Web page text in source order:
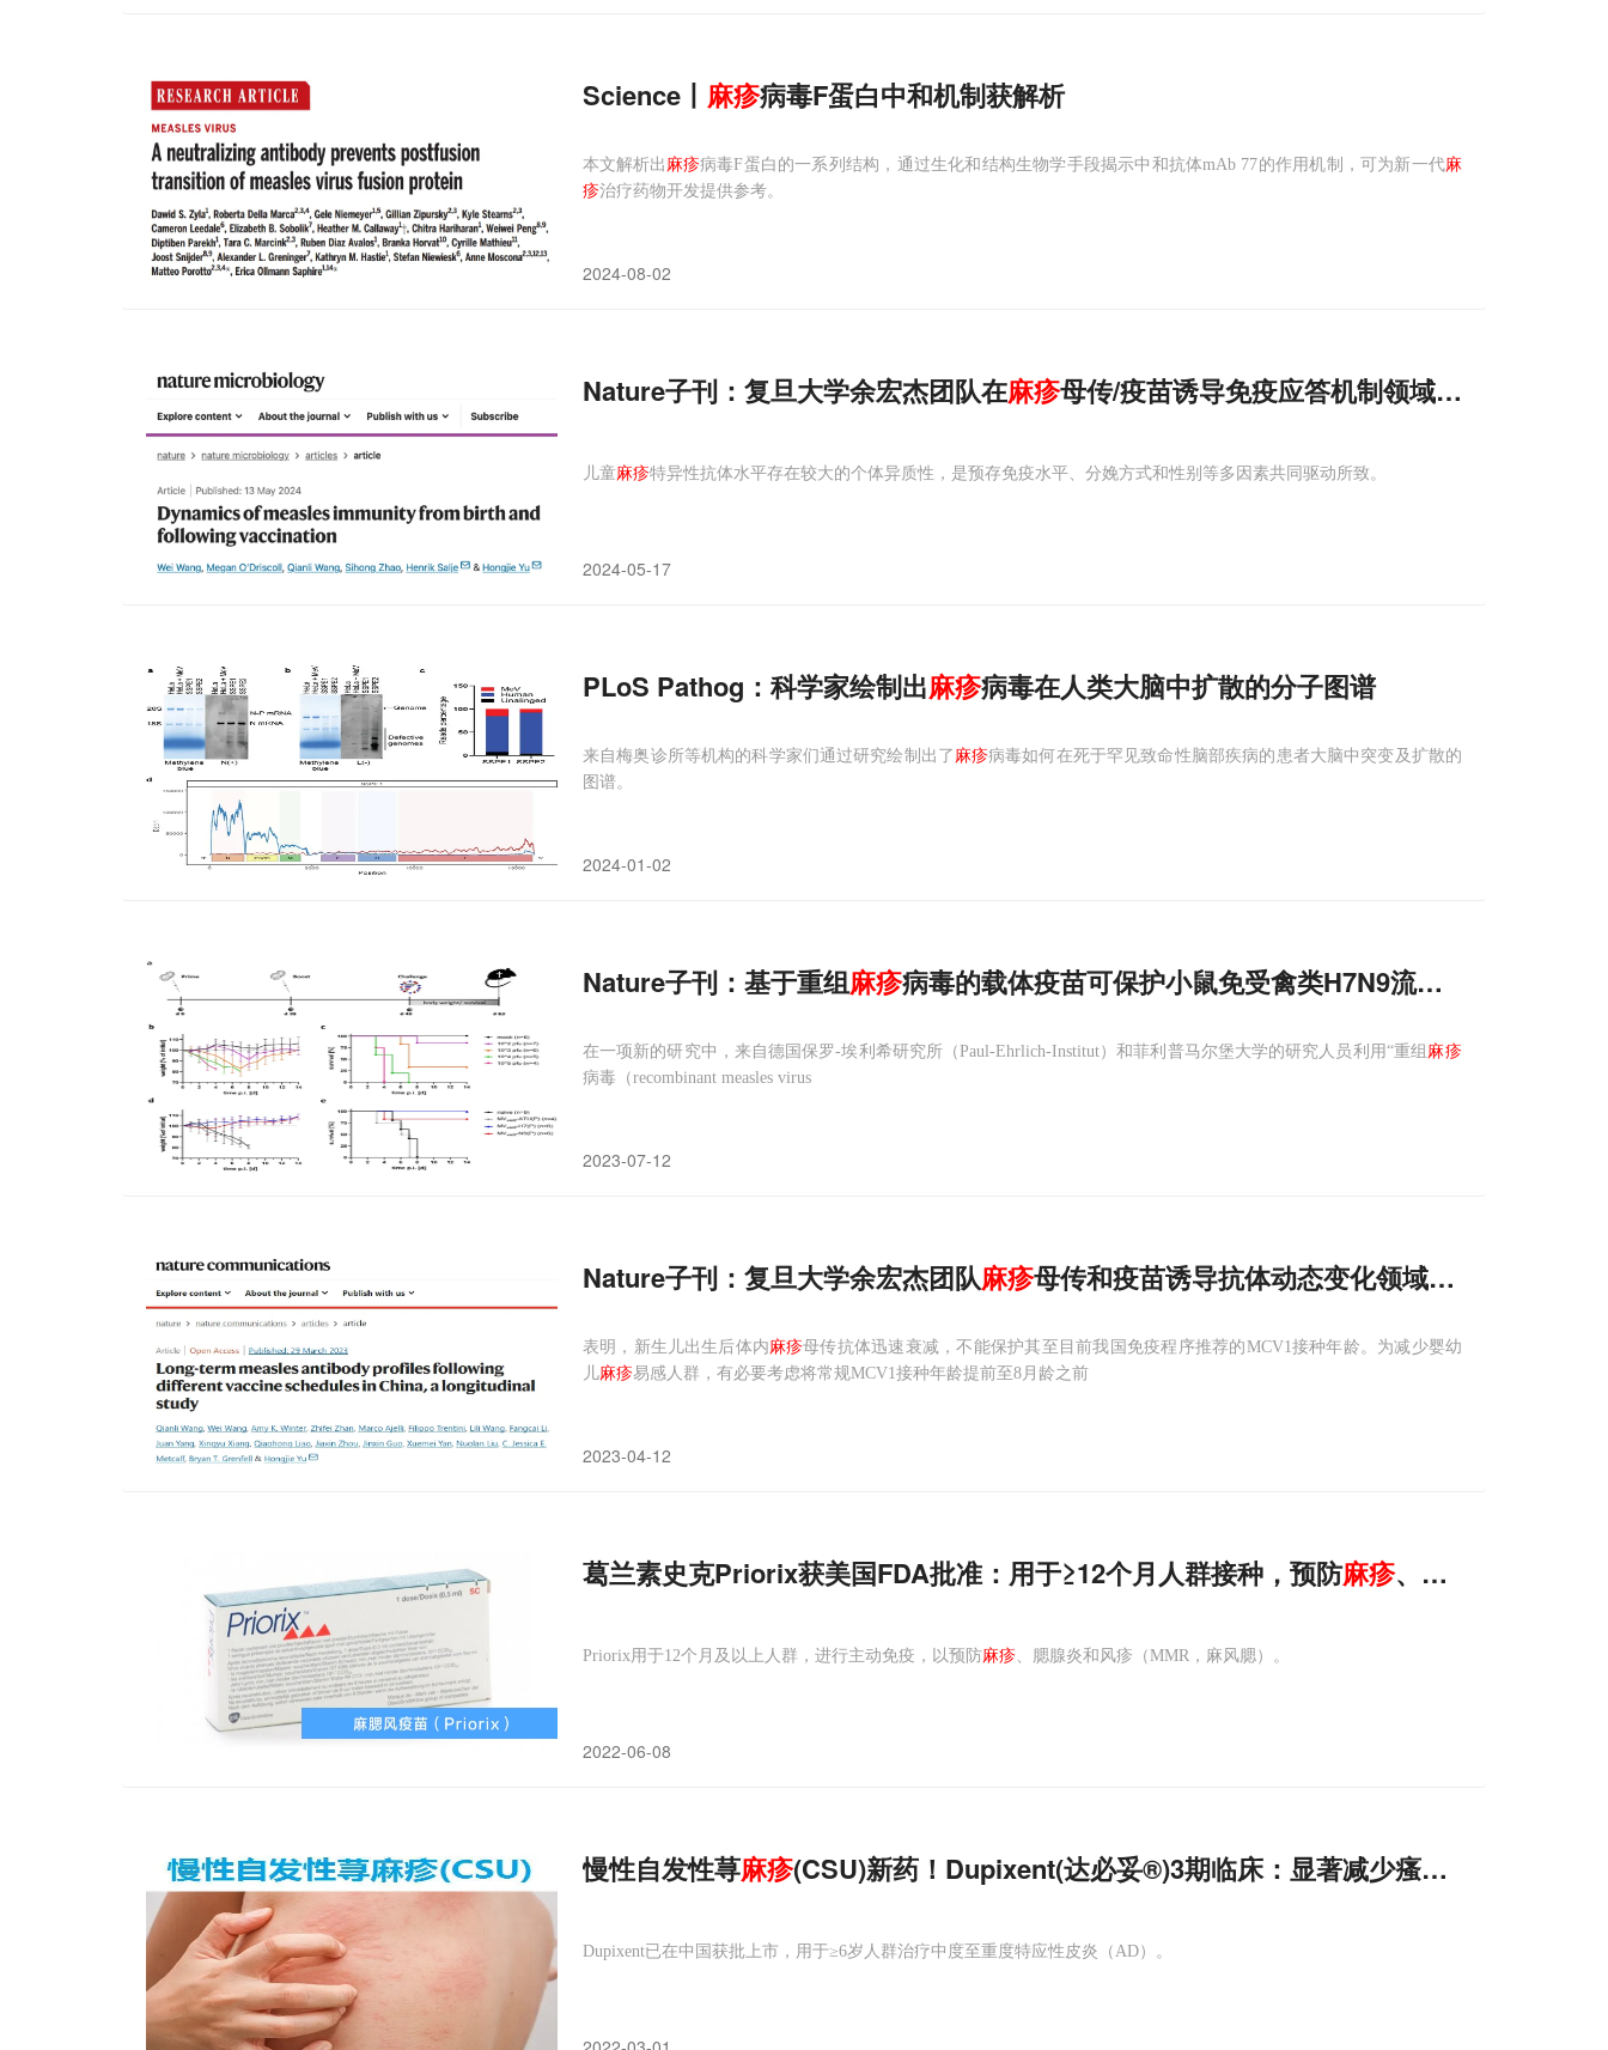
​Science丨 麻疹病毒F蛋白中和机制获解析
本文解析出 麻疹病毒F蛋白的一系列结构，通过生化和结构生物学手段揭示中和抗体mAb 77的作用机制，可为新一代麻
疹治疗药物开发提供参考。
2024-08-02
Nature子刊：复旦大学余宏杰团队在麻疹母传/疫苗诱导免疫应答机制领域取得重要进展
儿童麻疹特异性抗体水平存在较大的个体异质性，是预存免疫水平、分娩方式和性别等多因素共同驱动所致。
2024-05-17
PLoS Pathog：科学家绘制出麻疹病毒在人类大脑中扩散的分子图谱
来自梅奥诊所等机构的科学家们通过研究绘制出了 麻疹病毒如何在死于罕见致命性脑部疾病的患者大脑中突变及扩散的
图谱。
2024-01-02
Nature子刊：基于重组麻疹病毒的载体疫苗可保护小鼠免受禽类H7N9流感病毒感染
在一项新的研究中，来自德国保罗-埃利希研究所（Paul-Ehrlich-Institut）和菲利普马尔堡大学的研究人员利用“重组 麻疹
病毒（recombinant measles virus
2023-07-12
Nature子刊：复旦大学余宏杰团队麻疹母传和疫苗诱导抗体动态变化领域取得新进展
表明，新生儿出生后体内麻疹母传抗体迅速衰减，不能保护其至目前我国免疫程序推荐的MCV1接种年龄。为减少婴幼
儿麻疹易感人群，有必要考虑将常规MCV1接种年龄提前至8月龄之前
2023-04-12
葛兰素史克Priorix获美国FDA批准：用于≥12个月人群接种，预防麻疹、腮腺炎、风疹！
Priorix用于12个月及以上人群，进行主动免疫，以预防麻疹、腮腺炎和风疹（MMR，麻风腮）。
2022-06-08
慢性自发性荨麻疹(CSU)新药！Dupixent(达必妥®)3期临床：显著减少瘙痒&荨
Dupixent已在中国获批上市，用于≥6岁人群治疗中度至重度特应性皮炎（AD）。